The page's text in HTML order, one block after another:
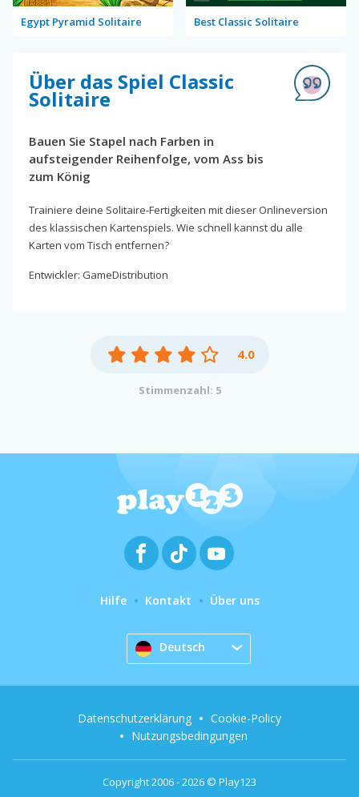
Egypt Pyramid Solitaire Best Classic Solitaire
Über das Spiel Classic
Solitaire
Bauen Sie Stapel nach Farben in
aufsteigender Reihenfolge, vom Ass bis
zum König
Trainiere deine Solitaire-Fertigkeiten mit dieser Onlineversion
des klassischen Kartenspiels. Wie schnell kannst du alle
Karten vom Tisch entfernen?
Entwickler: GameDistribution
4.0
Stimmenzahl: 5
Hilfe Kontakt Über uns
Deutsch
Copyright 2006 - 2026 © Play123
Datenschutzerklärung
Cookie-Policy
Nutzungsbedingungen